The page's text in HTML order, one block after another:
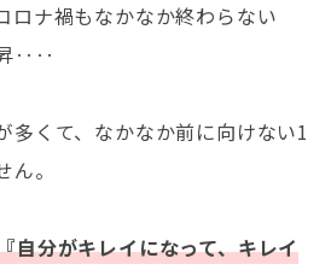
ロナ禍もなかなか終わらない
昇‥‥
多くて、なかなか前に向けない1
。
自分がキレイになって、キレイ